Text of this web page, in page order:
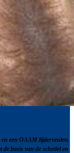
en een OAAM lijderveulen.
basis van de schedel en